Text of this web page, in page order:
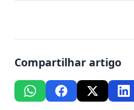
Compartilhar artigo